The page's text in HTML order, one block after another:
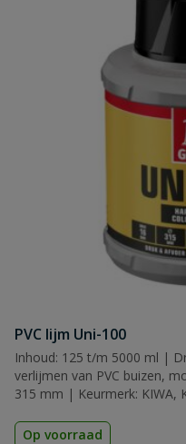
PVC lijm Uni-100
Inhoud: 125 t/m 5000 ml |
verlijmen van PVC buizen,
315 mm | Keurmerk: KIWA,
Op voorraad